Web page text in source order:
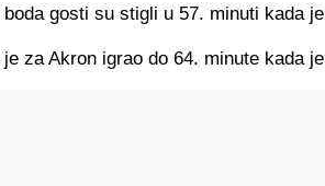
boda gosti su stigli u 57. minuti kada
za Akron igrao do 64. minute kada